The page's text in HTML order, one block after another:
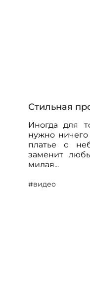
Стильная
Иногда для
нужно
платье с
заменит
милая...
#видео